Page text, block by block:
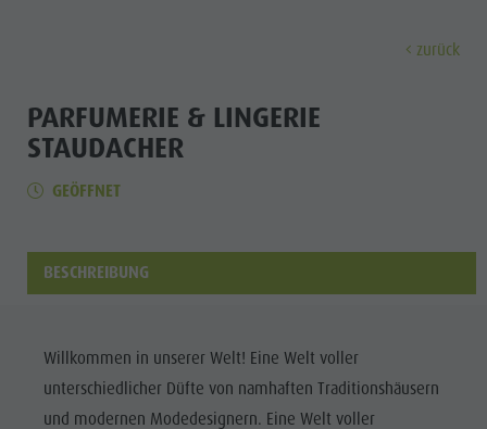
Alle Events
Kinder
Museen
Sehenswürdigkeiten
Tradition & Handwerk
Alle Events
Wellness
Familie & Kinder
Wochenprogramm
Wandern
Biken
Klettern
Paragleiten
Ballonfahren
Urlaub buchen
Angebote
Kronplatz Guest Pass
Webcams
Wetter
Kontakt
Bruneck Stadt
Shopping
Gastronomie
Must-sees
Trainingslager
zurück
PARFUMERIE & LINGERIE
STAUDACHER
GEÖFFNET
BESCHREIBUNG
Willkommen in unserer Welt! Eine Welt voller
unterschiedlicher Düfte von namhaften Traditionshäusern
und modernen Modedesignern. Eine Welt voller